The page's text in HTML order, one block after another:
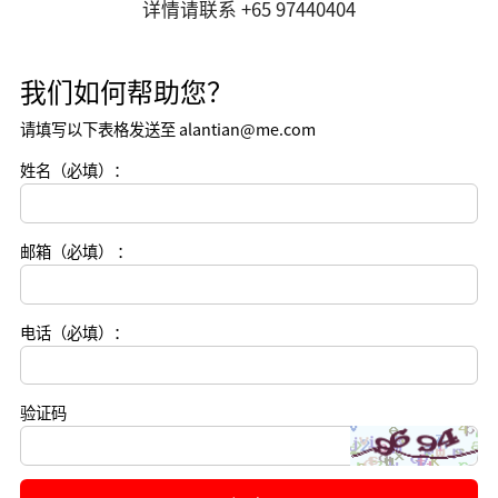
详情请联系 +65 97440404
我们如何帮助您？
请填写以下表格发送至 alantian@me.com
姓名（必填）：
邮箱（必填） ：
电话（必填）：
验证码